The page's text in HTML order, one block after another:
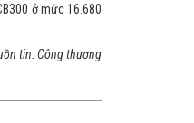
ở mức 16.680
tin: Công thương